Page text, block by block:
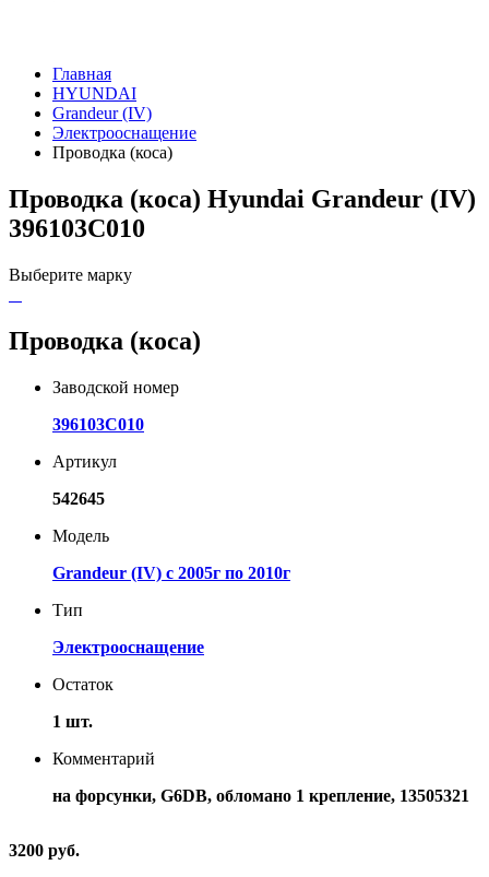
Главная
HYUNDAI
Grandeur (IV)
Электрооснащение
Проводка (коса)
Проводка (коса) Hyundai Grandeur (IV)
396103C010
Выберите марку
Проводка (коса)
Заводской номер
396103C010
Артикул
542645
Модель
Grandeur (IV) с 2005г по 2010г
Тип
Электрооснащение
Остаток
1 шт.
Комментарий
на форсунки, G6DB, обломано 1 крепление, 13505321
3200 руб.